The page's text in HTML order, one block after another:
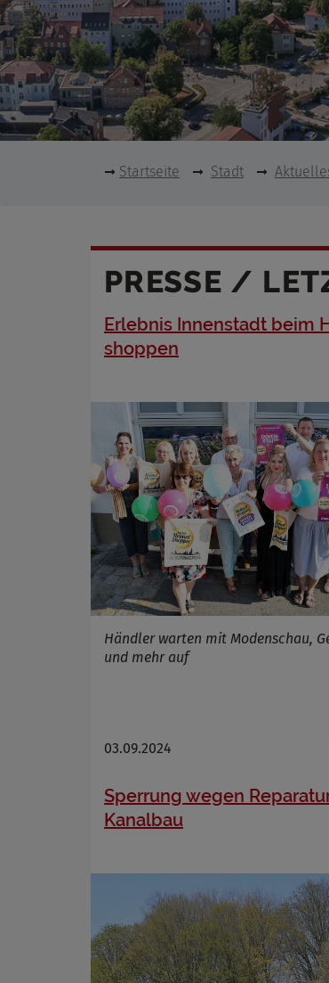
Startseite Stadt
PRESSE /
Erlebnis Innenstadt beim
shoppen
Händler warten mit Modenschau,
und mehr auf
03.09.2024
Sperrung wegen
Kanalbau